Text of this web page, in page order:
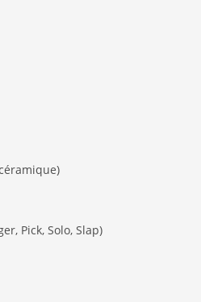
Pick, Solo, Slap)